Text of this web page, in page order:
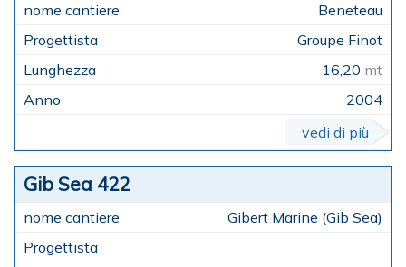
Beneteau
Groupe Finot
16,20 mt
2004
vedi di più
Gib Sea 422
Gibert Marine (Gib Sea)